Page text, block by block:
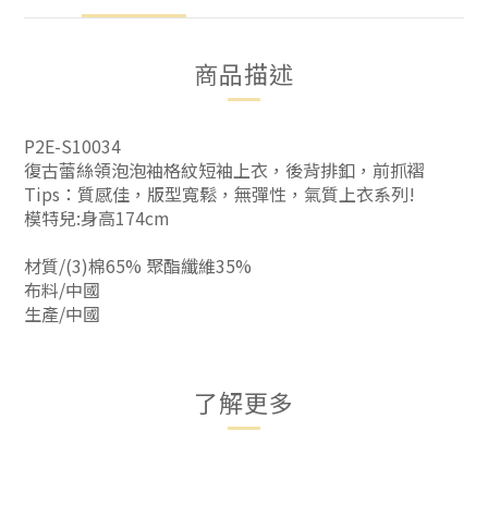
商品描述
P2E-S10034
復古蕾絲領泡泡袖格紋短袖上衣，後背排釦，前抓褶
Tips：質感佳，版型寬鬆，無彈性，氣質上衣系列!
模特兒:身高174cm
材質/(3)棉65% 聚酯纖維35%
布料/中國
生產/中國
了解更多